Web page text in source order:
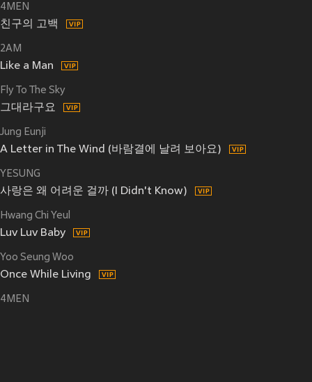
4MEN
친구의 고백
2AM
Like a Man
Fly To The Sky
그대라구요
Jung Eunji
A Letter in The Wind (바람결에 날려 보아요)
YESUNG
사랑은 왜 어려운 걸까 (I Didn't Know)
Hwang Chi Yeul
Luv Luv Baby
Yoo Seung Woo
Once While Living
4MEN